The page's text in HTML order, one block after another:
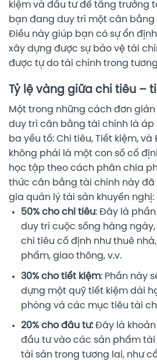
kiệm và đầu tư để tăng trưởng
bạn đang duy trì một cân
Điều này giúp bạn có sự ổn
xây dựng được sự bảo vệ tài
được tự do tài chính trong
Tỷ lệ vàng giữa chi tiêu –
Một trong những cách đơn
duy trì cân bằng tài chính là áp
ba yếu tố: Chi tiêu, Tiết kiệm, và
không phải là một con số cố
học tập theo cách phân chia
thức cân bằng tài chính này đã
gia quản lý tài sản khuyến nghị:
50% cho chi tiêu: Đây là
duy trì cuộc sống hàng
chi tiêu cố định như thuê
phẩm, giao thông, v.v.
30% cho tiết kiệm: Phần này
dựng một quỹ tiết kiệm dài
phòng và các mục tiêu tài
20% cho đầu tư:Đây là khoản
đầu tư vào các sản phẩm
tài sản trong tương lai, như